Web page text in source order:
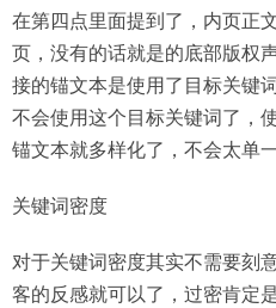
在第四点里面提到了，内页正
页，没有的话就是的底部版权
接的锚文本是使用了目标关键
不会使用这个目标关键词了，
锚文本就多样化了，不会太单一
关键词密度
对于关键词密度其实不需要刻
客的反感就可以了，过密肯定